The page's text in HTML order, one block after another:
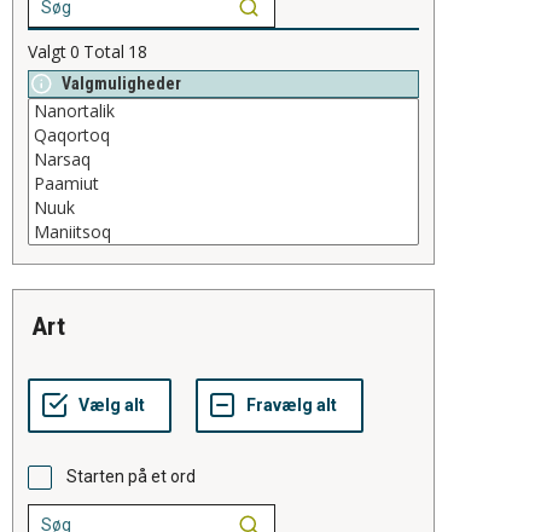
Valgt0 Total 18
Valgmuligheder
art
Starten på et ord